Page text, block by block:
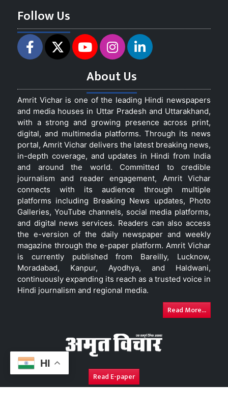
HI
Follow Us
About Us
Amrit Vichar is one of the leading Hindi newspapers
and media houses in Uttar Pradesh and Uttarakhand,
with a strong and growing presence across print,
digital, and multimedia platforms. Through its news
portal, Amrit Vichar delivers the latest breaking news,
in-depth coverage, and updates in Hindi from India
and around the world. Committed to credible
journalism and reader engagement, Amrit Vichar
connects with its audience through multiple
platforms including Breaking News updates, Photo
Galleries, YouTube channels, social media platforms,
and digital news services. Readers can also access
the e-version of the daily newspaper and weekly
magazine through the e-paper platform. Amrit Vichar
is currently published from Bareilly, Lucknow,
Moradabad, Kanpur, Ayodhya, and Haldwani,
continuously expanding its reach as a trusted voice in
Hindi journalism and regional media.
Read More...
Read E-paper